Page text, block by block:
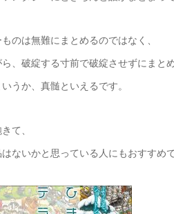
のは無難にまとめるのではなく、
、破綻する寸前で破綻させずにまと
うか、真髄といえるです。
て、
ないかと思っている人にもおすすめで